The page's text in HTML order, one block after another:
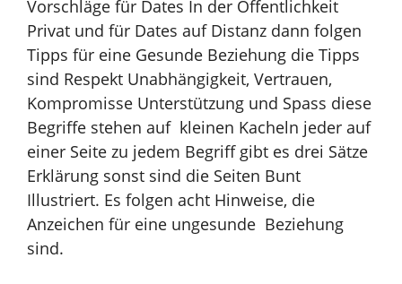
Vorschläge für Dates In der Öffentlichkeit
Privat und für Dates auf Distanz dann folgen
Tipps für eine Gesunde Beziehung die Tipps
sind Respekt Unabhängigkeit, Vertrauen,
Kompromisse Unterstützung und Spass diese
Begriffe stehen auf kleinen Kacheln jeder auf
einer Seite zu jedem Begriff gibt es drei Sätze
Erklärung sonst sind die Seiten Bunt
Illustriert. Es folgen acht Hinweise, die
Anzeichen für eine ungesunde Beziehung
sind.